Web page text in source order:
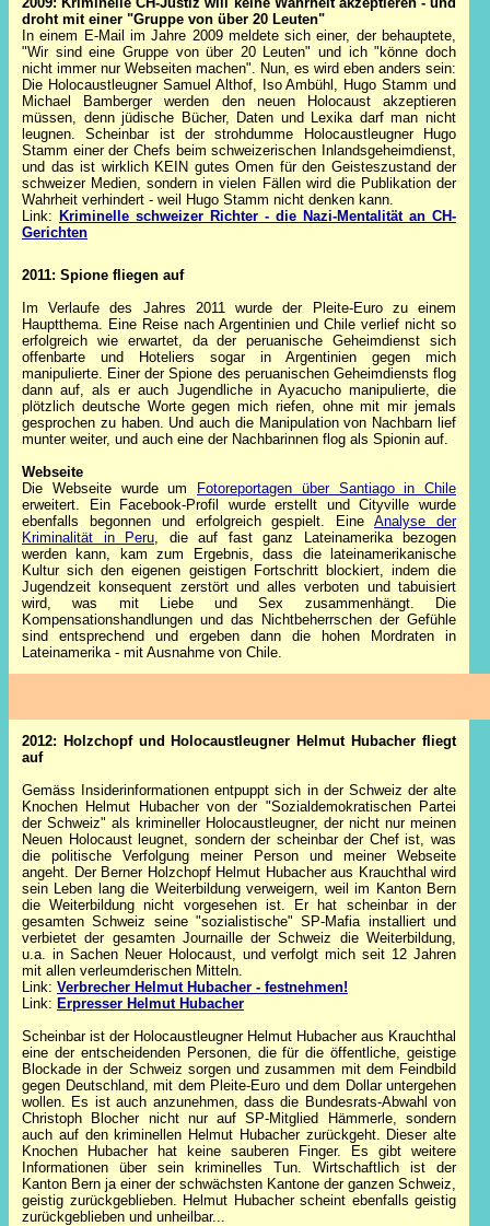
droht mit einer "Gruppe von über 20 Leuten"
In einem E-Mail im Jahre 2009 meldete sich einer, der behauptete,
"Wir sind eine Gruppe von über 20 Leuten" und ich "könne doch
nicht immer nur Webseiten machen". Nun, es wird eben anders sein:
Die Holocaustleugner Samuel Althof, Iso Ambühl, Hugo Stamm und
Michael Bamberger werden den neuen Holocaust akzeptieren
müssen, denn jüdische Bücher, Daten und Lexika darf man nicht
leugnen. Scheinbar ist der strohdumme Holocaustleugner Hugo
Stamm einer der Chefs beim schweizerischen Inlandsgeheimdienst,
und das ist wirklich KEIN gutes Omen für den Geisteszustand der
schweizer Medien, sondern in vielen Fällen wird die Publikation der
Wahrheit verhindert - weil Hugo Stamm nicht denken kann.
Link: Kriminelle schweizer Richter - die Nazi-Mentalität an CH-
Gerichten
2011: Spione fliegen auf
Im Verlaufe des Jahres 2011 wurde der Pleite-Euro zu einem
Hauptthema. Eine Reise nach Argentinien und Chile verlief nicht so
erfolgreich wie erwartet, da der peruanische Geheimdienst sich
offenbarte und Hoteliers sogar in Argentinien gegen mich
manipulierte. Einer der Spione des peruanischen Geheimdiensts flog
dann auf, als er auch Jugendliche in Ayacucho manipulierte, die
plötzlich deutsche Worte gegen mich riefen, ohne mit mir jemals
gesprochen zu haben. Und auch die Manipulation von Nachbarn lief
munter weiter, und auch eine der Nachbarinnen flog als Spionin auf.
Webseite
Die Webseite wurde um
Fotoreportagen über Santiago in Chile
erweitert. Ein Facebook-Profil wurde erstellt und Cityville wurde
ebenfalls begonnen und erfolgreich gespielt. EineAnalyse der
Kriminalität in Peru, die auf fast ganz Lateinamerika bezogen
werden kann, kam zum Ergebnis, dass die lateinamerikanische
Kultur sich den eigenen geistigen Fortschritt blockiert, indem die
Jugendzeit konsequent zerstört und alles verboten und tabuisiert
wird, was mit Liebe und Sex zusammenhängt. Die
Kompensationshandlungen und das Nichtbeherrschen der Gefühle
sind entsprechend und ergeben dann die hohen Mordraten in
Lateinamerika - mit Ausnahme von Chile.
2012: Holzchopf und Holocaustleugner Helmut Hubacher fliegt
auf
Gemäss Insiderinformationen entpuppt sich in der Schweiz der alte
Knochen Helmut Hubacher von der "Sozialdemokratischen Partei
der Schweiz" als krimineller Holocaustleugner, der nicht nur meinen
Neuen Holocaust leugnet, sondern der scheinbar der Chef ist, was
die politische Verfolgung meiner Person und meiner Webseite
angeht. Der Berner Holzchopf Helmut Hubacher aus Krauchthal wird
sein Leben lang die Weiterbildung verweigern, weil im Kanton Bern
die Weiterbildung nicht vorgesehen ist. Er hat scheinbar in der
gesamten Schweiz seine "sozialistische" SP-Mafia installiert und
verbietet der gesamten Journaille der Schweiz die Weiterbildung,
u.a. in Sachen Neuer Holocaust, und verfolgt mich seit 12 Jahren
mit allen verleumderischen Mitteln.
Link: Verbrecher Helmut Hubacher - festnehmen!
Link: Erpresser Helmut Hubacher
Scheinbar ist der Holocaustleugner Helmut Hubacher aus Krauchthal
eine der entscheidenden Personen, die für die öffentliche, geistige
Blockade in der Schweiz sorgen und zusammen mit dem Feindbild
gegen Deutschland, mit dem Pleite-Euro und dem Dollar untergehen
wollen. Es ist auch anzunehmen, dass die Bundesrats-Abwahl von
Christoph Blocher nicht nur auf SP-Mitglied Hämmerle, sondern
auch auf den kriminellen Helmut Hubacher zurückgeht. Dieser alte
Knochen Hubacher hat keine sauberen Finger. Es gibt weitere
Informationen über sein kriminelles Tun. Wirtschaftlich ist der
Kanton Bern ja einer der schwächsten Kantone der ganzen Schweiz,
geistig zurückgeblieben. Helmut Hubacher scheint ebenfalls geistig
zurückgeblieben und unheilbar...